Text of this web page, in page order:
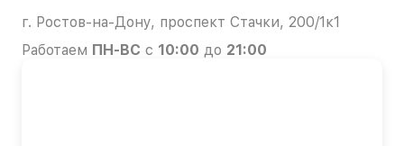
г. Ростов-на-Дону, проспект Стачки, 200/1к1
Работаем ПН-ВС с 10:00 до 21:00